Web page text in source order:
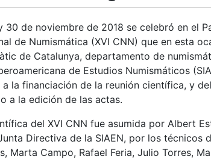
30 de noviembre de 2018 se celebró en el
de Numismática (XVI CNN) que en esta
de Catalunya, departamento de
de Estudios Numismáticos
la financiación de la reunión científica, y
a la edición de las actas.
del XVI CNN fue asumida por Albert
Directiva de la SIAEN, por los
Marta Campo, Rafael Feria, Julio Torres,